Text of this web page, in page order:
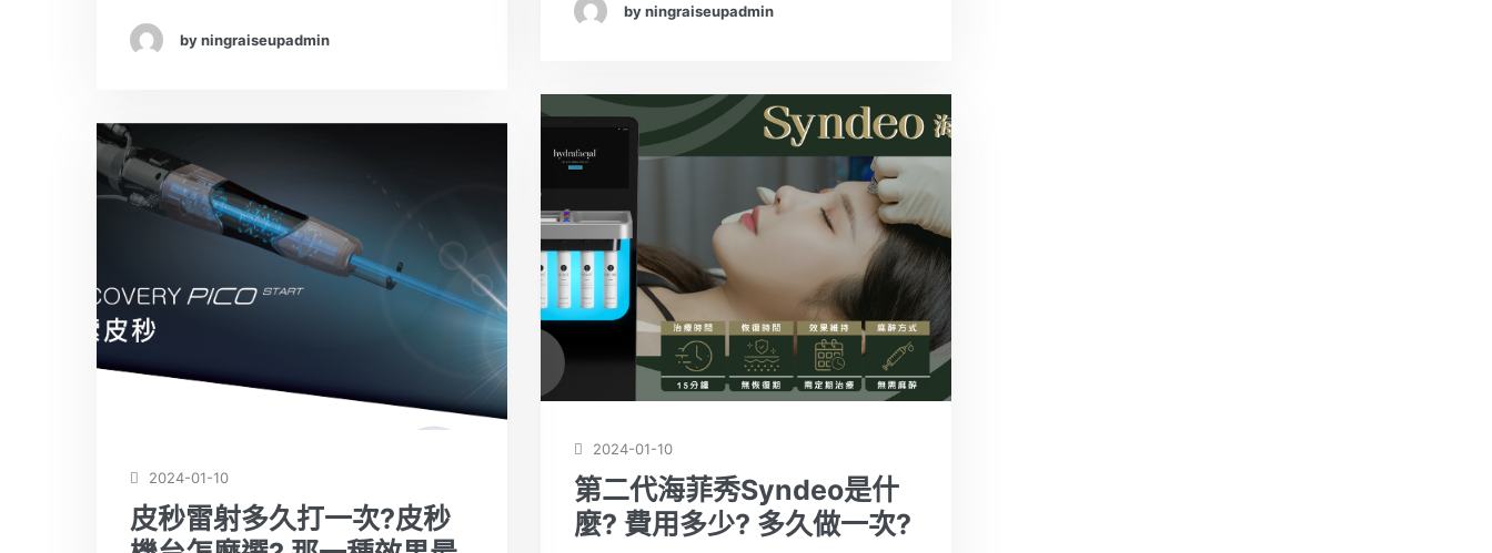
by ningraiseupadmin
by ningraiseupadmin
2024-01-10
第二代海菲秀Syndeo是什
麼? 費用多少? 多久做一次?
2024-01-10
皮秒雷射多久打一次?皮秒